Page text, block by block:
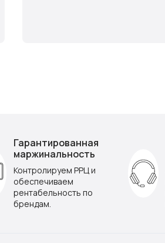
Гарантированная
маржинальность
Контролируем РРЦ и
обеспечиваем
рентабельность по
брендам.